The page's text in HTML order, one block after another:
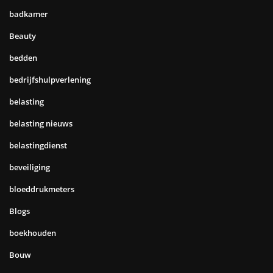
badkamer
Beauty
bedden
bedrijfshulpverlening
belasting
belasting nieuws
belastingdienst
beveiliging
bloeddrukmeters
Blogs
boekhouden
Bouw